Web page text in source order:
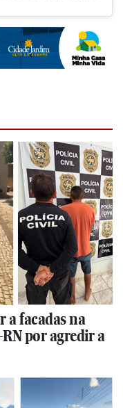
facadas na
por agredir a